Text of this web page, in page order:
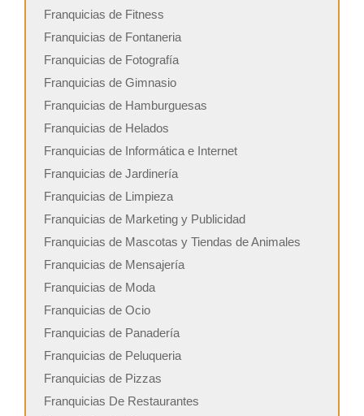
Franquicias de Fitness
Franquicias de Fontaneria
Franquicias de Fotografía
Franquicias de Gimnasio
Franquicias de Hamburguesas
Franquicias de Helados
Franquicias de Informática e Internet
Franquicias de Jardinería
Franquicias de Limpieza
Franquicias de Marketing y Publicidad
Franquicias de Mascotas y Tiendas de Animales
Franquicias de Mensajería
Franquicias de Moda
Franquicias de Ocio
Franquicias de Panadería
Franquicias de Peluqueria
Franquicias de Pizzas
Franquicias De Restaurantes